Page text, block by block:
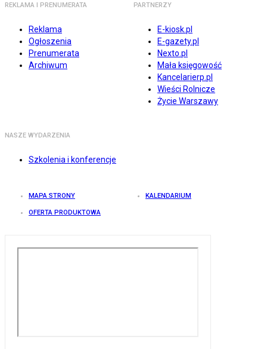
REKLAMA I PRENUMERATA
Reklama
Ogłoszenia
Prenumerata
Archiwum
PARTNERZY
E-kiosk.pl
E-gazety.pl
Nexto.pl
Mała księgowość
Kancelarierp.pl
Wieści Rolnicze
Życie Warszawy
NASZE WYDARZENIA
Szkolenia i konferencje
MAPA STRONY KALENDARIUM
OFERTA PRODUKTOWA